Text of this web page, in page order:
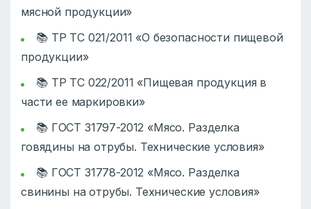
мясной продукции»
📚 ТР ТС 021/2011 «О безопасности пищевой
продукции»
📚 ТР ТС 022/2011 «Пищевая продукция в
части ее маркировки»
📚 ГОСТ 31797-2012 «Мясо. Разделка
говядины на отрубы. Технические условия»
📚 ГОСТ 31778-2012 «Мясо. Разделка
свинины на отрубы. Технические условия»